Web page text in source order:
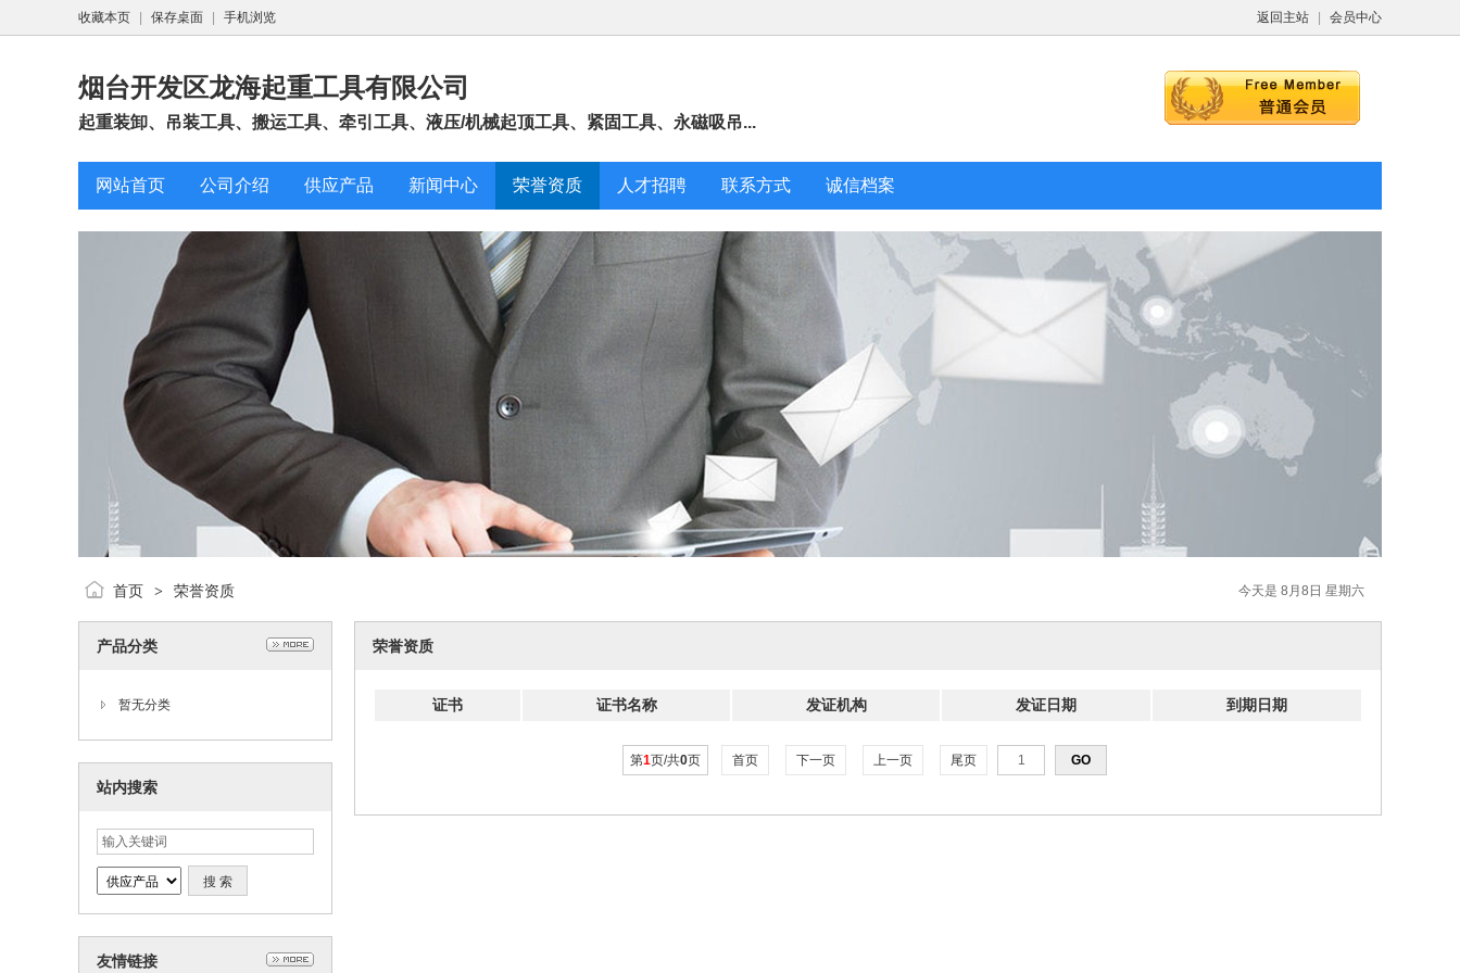
返回主站 会员中心
收藏本页 保存桌面 手机浏览
烟台开发区龙海起重工具有限公司
起重装卸、吊装工具、搬运工具、牵引工具、液压/机械起顶工具、紧固工具、永磁吸吊...
网站首页 公司介绍 供应产品 新闻中心 荣誉资质 人才招聘 联系方式 诚信档案
今天是 8月8日 星期六
首页 > 荣誉资质
产品分类
暂无分类
站内搜索
友情链接
荣誉资质
证书 证书名称 发证机构 发证日期 到期日期
第1页/共0页 首页 下一页 上一页 尾页